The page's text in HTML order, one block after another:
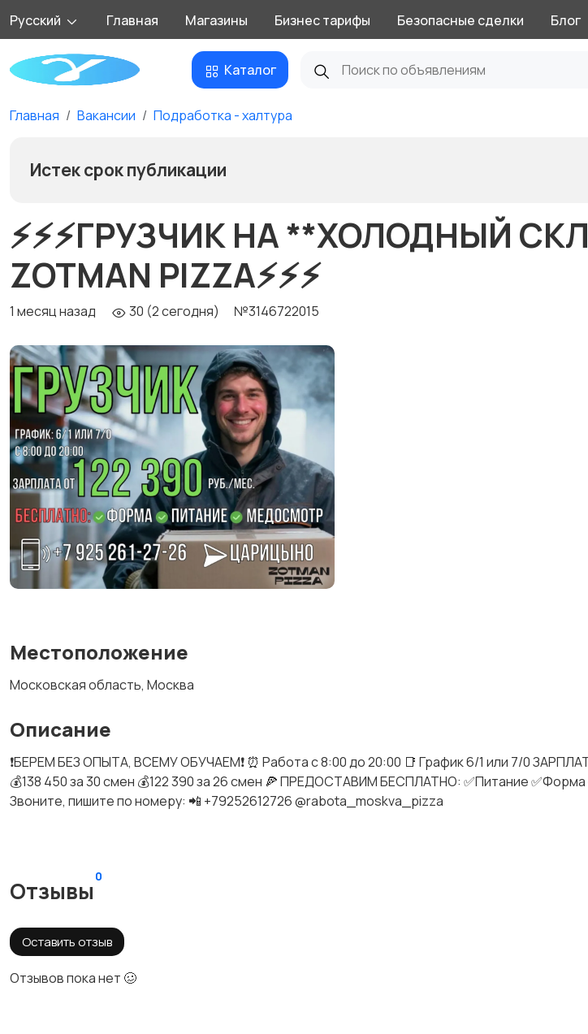
Русский Главная Магазины Бизнес тарифы Безопасные сделки Блог
Каталог
Главная Вакансии Подработка - халтура
Истек срок публикации
⚡️⚡️⚡️ГРУЗЧИК НА **ХОЛОДНЫЙ
ZOTMAN PIZZA⚡️⚡️⚡️
1 месяц назад 30 (2 сегодня) №3146722015
Местоположение
Московская область, Москва
Описание
❗️БЕРЕМ БЕЗ ОПЫТА, ВСЕМУ ОБУЧАЕМ❗️ ⏰ Работа с 8:00 до 20:00 📑 График 6/1 или 7/0
💰138 450 за 30 смен 💰122 390 за 26 смен 🍕 ПРЕДОСТАВИМ БЕСПЛАТНО: ✅Питание
Звоните, пишите по номеру: 📲 +79252612726 @rabota_moskva_pizza
Отзывы
0
Оставить отзыв
Отзывов пока нет 🥴